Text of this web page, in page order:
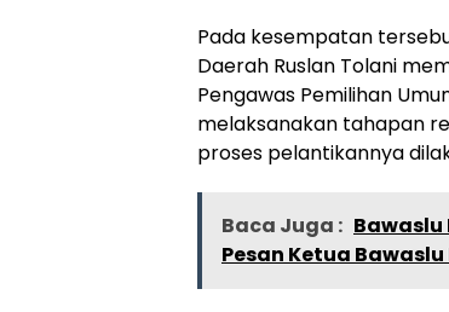
Pada kesempatan
Daerah Ruslan Tolani
Pengawas Pemilihan
melaksanakan tahapan
proses pelantikannya
Baca Juga : Bawaslu
Pesan Ketua